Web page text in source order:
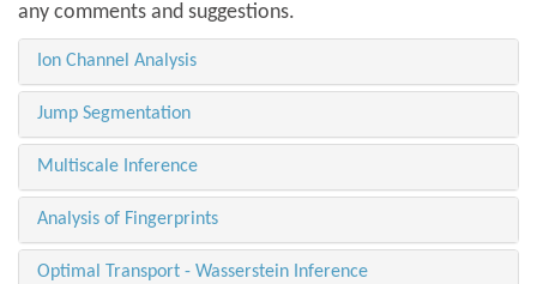
any comments and suggestions.
Ion Channel Analysis
Jump Segmentation
Multiscale Inference
Analysis of Fingerprints
Optimal Transport - Wasserstein Inference